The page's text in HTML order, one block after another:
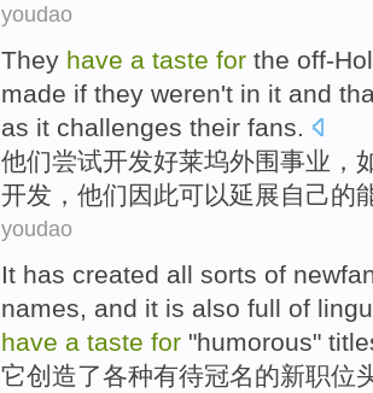
youdao
They have a taste for the off-
made if they weren't in it and
as it challenges their fans.
他们尝试开发好莱坞外围事业，
开发，他们因此可以延展自己的
youdao
It has created all sorts of
names, and it is also full of
have a taste for "humorous"
它创造了各种有待冠名的新职位